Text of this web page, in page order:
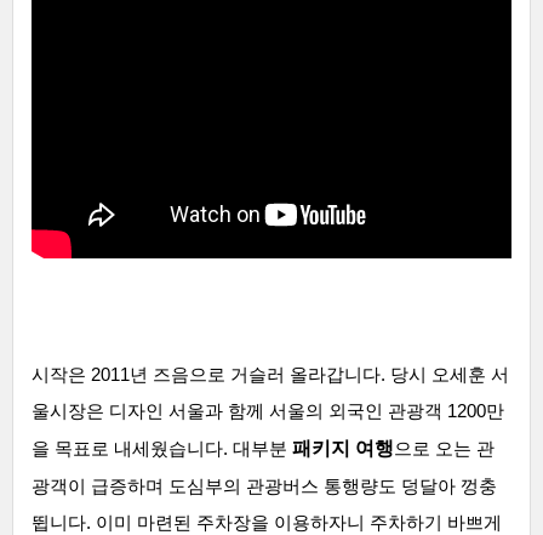
시작은 2011년 즈음으로 거슬러 올라갑니다. 당시 오세훈 서
울시장은 디자인 서울과 함께 서울의 외국인 관광객 1200만
을 목표로 내세웠습니다. 대부분 패키지 여행으로 오는 관
광객이 급증하며 도심부의 관광버스 통행량도 덩달아 껑충
뜁니다. 이미 마련된 주차장을 이용하자니 주차하기 바쁘게